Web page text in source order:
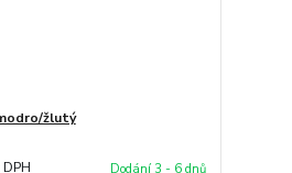
žlutý
Dodání 3 - 6 dnů